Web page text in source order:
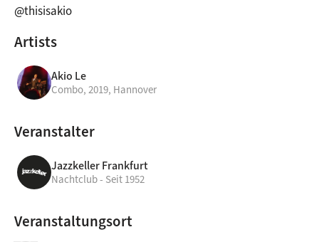
Artists
Akio Le
Combo, 2019, Hannover
Veranstalter
Jazzkeller Frankfurt
Nachtclub - Seit 1952
Veranstaltungsort
@thisisakio